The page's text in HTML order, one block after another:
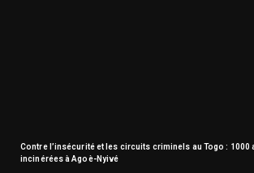
Contre l’insécurité et les circuits criminels au Togo :
incinérées à Agoè-Nyivé